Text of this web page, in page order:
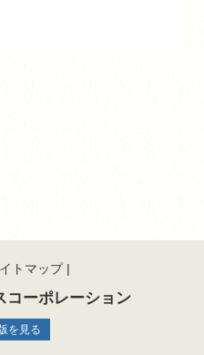
トマップ|
コーポレーション
を見る